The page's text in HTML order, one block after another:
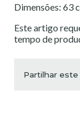
Dimensões: 63
Este artigo
tempo de
Partilhar